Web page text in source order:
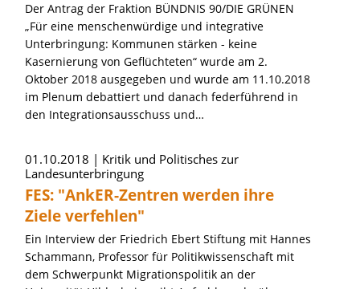
Der Antrag der Fraktion BÜNDNIS 90/DIE GRÜNEN
„Für eine menschenwürdige und integrative
Unterbringung: Kommunen stärken - keine
Kasernierung von Geflüchteten“ wurde am 2.
Oktober 2018 ausgegeben und wurde am 11.10.2018
im Plenum debattiert und danach federführend in
den Integrationsausschuss und…
01.10.2018
Kritik und Politisches zur
Landesunterbringung
FES: "AnkER-Zentren werden ihre
Ziele verfehlen"
Ein Interview der Friedrich Ebert Stiftung mit Hannes
Schammann, Professor für Politikwissenschaft mit
dem Schwerpunkt Migrationspolitik an der